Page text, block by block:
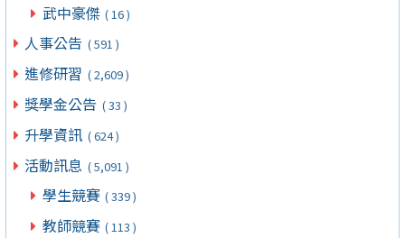
武中豪傑 ( 16 )
人事公告 ( 591 )
進修研習 ( 2,609 )
獎學金公告 ( 33 )
升學資訊 ( 624 )
活動訊息 ( 5,091 )
學生競賽 ( 339 )
教師競賽 ( 113 )